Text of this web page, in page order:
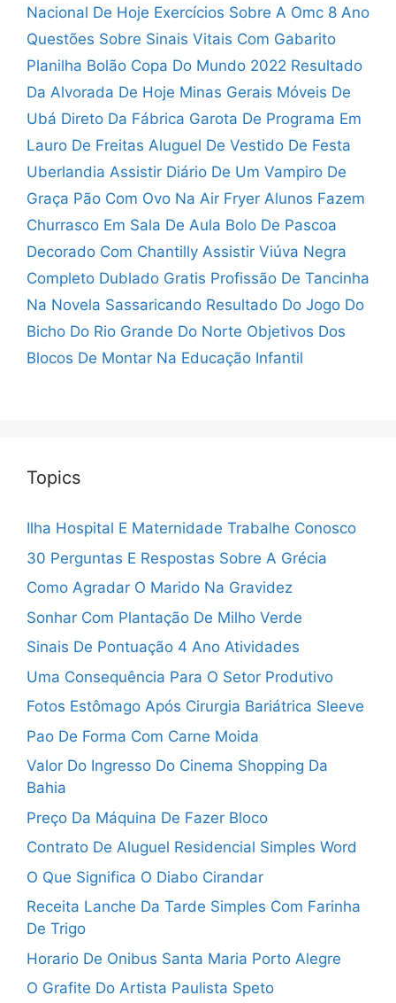
Nacional De Hoje Exercícios Sobre A Omc 8 Ano
Questões Sobre Sinais Vitais Com Gabarito
Planilha Bolão Copa Do Mundo 2022 Resultado
Da Alvorada De Hoje Minas Gerais Móveis De
Ubá Direto Da Fábrica Garota De Programa Em
Lauro De Freitas Aluguel De Vestido De Festa
Uberlandia Assistir Diário De Um Vampiro De
Graça Pão Com Ovo Na Air Fryer Alunos Fazem
Churrasco Em Sala De Aula Bolo De Pascoa
Decorado Com Chantilly Assistir Viúva Negra
Completo Dublado Gratis Profissão De Tancinha
Na Novela Sassaricando Resultado Do Jogo Do
Bicho Do Rio Grande Do Norte Objetivos Dos
Blocos De Montar Na Educação Infantil
Topics
Ilha Hospital E Maternidade Trabalhe Conosco
30 Perguntas E Respostas Sobre A Grécia
Como Agradar O Marido Na Gravidez
Sonhar Com Plantação De Milho Verde
Sinais De Pontuação 4 Ano Atividades
Uma Consequência Para O Setor Produtivo
Fotos Estômago Após Cirurgia Bariátrica Sleeve
Pao De Forma Com Carne Moida
Valor Do Ingresso Do Cinema Shopping Da
Bahia
Preço Da Máquina De Fazer Bloco
Contrato De Aluguel Residencial Simples Word
O Que Significa O Diabo Cirandar
Receita Lanche Da Tarde Simples Com Farinha
De Trigo
Horario De Onibus Santa Maria Porto Alegre
O Grafite Do Artista Paulista Speto